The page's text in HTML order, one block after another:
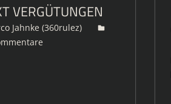
VERGÜTUNGEN
Jahnke (360rulez)